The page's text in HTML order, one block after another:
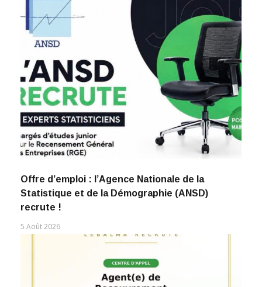
Offre d’emploi : l’Agence Nationale de la
Statistique et de la Démographie (ANSD)
recrute !
5 Août 2026